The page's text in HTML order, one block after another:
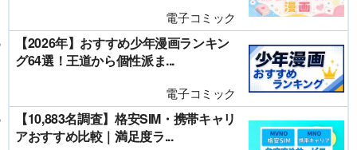
電子コミック
【2026年】おすすめ少年漫画ランキン
グ64選！王道から個性派ま...
電子コミック
【10,883名調査】格安SIM・携帯キャリ
アおすすめ比較｜満足度ラ...